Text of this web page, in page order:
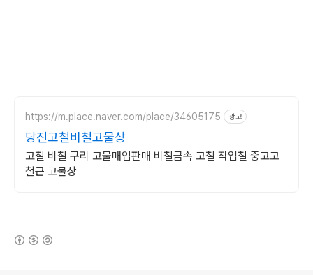
https://m.place.naver.com/place/34605175 광고
당진고철비철고물상
고철 비철 구리 고물매입판매 비철금속 고철 작업철 중고고
철근 고물상